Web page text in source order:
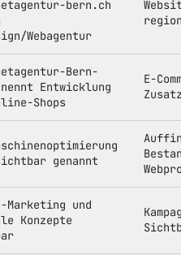
bern.ch
Webagentur
Bern-
Entwicklung
Shops
E-
genannt
Marketing und
Konzepte